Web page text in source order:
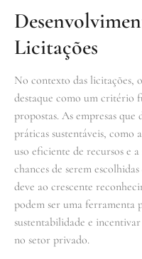
Licitações
No contexto das licitações,
destaque como um critério
propostas. As empresas
práticas sustentáveis, como
uso eficiente de recursos e
chances de serem
deve ao crescente
podem ser uma ferramenta
sustentabilidade e
no setor privado.